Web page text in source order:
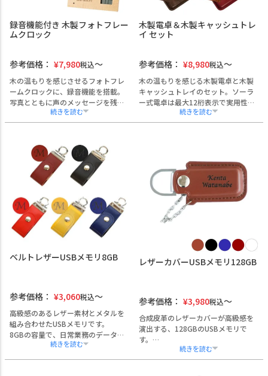
録音機能付き 木製フォトフレー
ムクロック
参考価格： ¥7,980税込
木の温もりを感じさせるフォトフレ
ームクロックに、録音機能を搭載。
写真とともに声のメッセージを残せ
る特別仕様で、思い出と感謝を一緒
に届けられます。時計・カレンダ
性の高い設計は、オフィスや記念式
典の贈答にも最適。名入れ対応で社
名や記念日を刻めば、周年記念や退
職記念、表彰のシーンにふさわしい
特別な法人ギフトとなります。
木製電卓＆木製キャッシュトレ
イ セット
参考価格： ¥8,980税込
木の温もりを感じる木製電卓と木製
キャッシュトレイのセット。ソーラ
ー式電卓は最大12桁表示で実用性も
高く、キャッシュトレイは優しいフ
ォルムで硬貨の出し入れもスムーズ
ェ・飲食店の開業記念や周年記念に
も最適です。カラー・書体も選べる
のでお店の雰囲気に合わせて贈れま
ベルトレザーUSBメモリ8GB
参考価格： ¥3,060税込
高級感のあるレザー素材とメタルを
組み合わせたUSBメモリです。
8GBの容量で、日常業務のデータ保
存や資料配布にも適しています。
レザーカバーUSBメモリ128GB
参考価格： ¥3,980税込
合成皮革のレザーカバーが高級感を
演出する、128GBのUSBメモリで
す。
スナップボタン付きカバーにより端
子部分を保護し、実用性とデザイン